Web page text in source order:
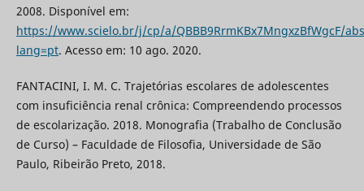
2008. Disponível em:
https://www.scielo.br/j/cp/a/QBBB9RrmKBx7MngxzBfWgcF/
lang=pt. Acesso em: 10 ago. 2020.
FANTACINI, I. M. C. Trajetórias escolares de adolescentes
com insuficiência renal crônica: Compreendendo processos
de escolarização. 2018. Monografia (Trabalho de Conclusão
de Curso) – Faculdade de Filosofia, Universidade de São
Paulo, Ribeirão Preto, 2018.